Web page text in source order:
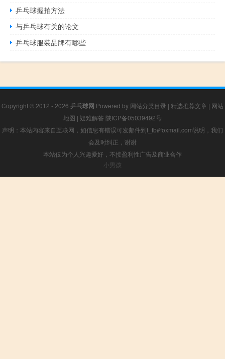
乒乓球握拍方法
与乒乓球有关的论文
乒乓球服装品牌有哪些
Copyright © 2012 - 2026 乒乓球网 Powered by 网站分类目录 | 精选推荐文章 | 网站
地图 | 疑难解答 陕ICP备05039492号
声明：本站内容来自互联网，如信息有错误可发邮件到f_fb#foxmail.com说明，我们
会及时纠正，谢谢
本站仅为个人兴趣爱好，不接盈利性广告及商业合作
小男孩